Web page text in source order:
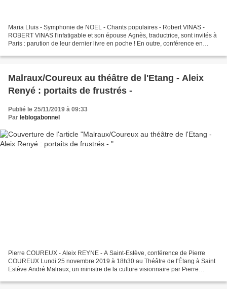
Maria Lluis - Symphonie de NOEL - Chants populaires - Robert VINAS -
ROBERT VINAS l'infatigable et son épouse Agnès, traductrice, sont invités à
Paris : parution de leur dernier livre en poche ! En outre, conférence en
Malraux/Coureux au théâtre de l'Etang - Aleix
Renyé : portaits de frustrés -
Publié le 25/11/2019 à 09:33
Par leblogabonnel
Pierre COUREUX - Aleix REYNE - A Saint-Estève, conférence de Pierre
COUREUX Lundi 25 novembre 2019 à 18h30 au Théâtre de l'Étang à Saint
Estève André Malraux, un ministre de la culture visionnaire par Pierre